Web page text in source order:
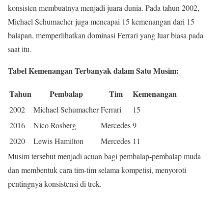
konsisten membuatnya menjadi juara dunia. Pada tahun 2002,
Michael Schumacher juga mencapai 15 kemenangan dari 15
balapan, memperlihatkan dominasi Ferrari yang luar biasa pada
saat itu.
Tabel Kemenangan Terbanyak dalam Satu Musim:
Tahun Pembalap Tim Kemenangan
2002 Michael SchumacherFerrari
15
2016
Nico Rosberg Mercedes9
2020
Lewis Hamilton Mercedes 11
Musim tersebut menjadi acuan bagi pembalap-pembalap muda
dan membentuk cara tim-tim selama kompetisi, menyoroti
pentingnya konsistensi di trek.